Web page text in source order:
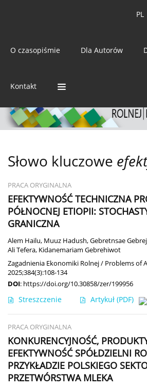
PL
O czasopiśmie Dla Autorów
Kontakt
Słowo kluczowe
PRACA ORYGINALNA
EFEKTYWNOŚĆ TECHNICZNA
PÓŁNOCNEJ ETIOPII:
GRANICZNA
Alem Hailu, Muuz Hadush,Gebretnsae
Ali Tefera, Kidanemariam Gebrehiwot
Zagadnienia Ekonomiki Rolnej / Problems of
2025;384(3):108-134
DOI: https://doi.org/10.30858/zer/199956
Streszczenie Artykuł (PDF)
PRACA ORYGINALNA
KONKURENCYJNOŚĆ,
EFEKTYWNOŚĆ SPÓŁDZIELNI
PRZYKŁADZIE POLSKIEGO
PRZETWÓRSTWA MLEKA